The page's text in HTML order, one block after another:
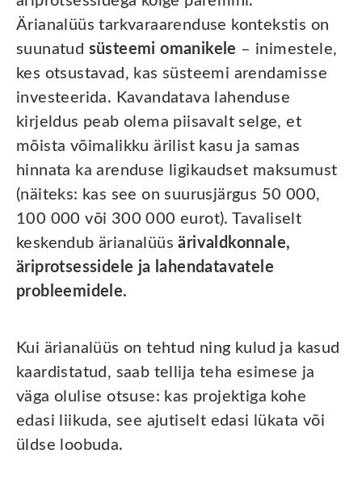
Ärianalüüs tarkvaraarenduse kontekstis on
suunatud süsteemi omanikele – inimestele,
kes otsustavad, kas süsteemi arendamisse
investeerida. Kavandatava lahenduse
kirjeldus peab olema piisavalt selge, et
mõista võimalikku ärilist kasu ja samas
hinnata ka arenduse ligikaudset maksumust
(näiteks: kas see on suurusjärgus 50 000,
100 000 või 300 000 eurot). Tavaliselt
keskendub ärianalüüsärivaldkonnale,
äriprotsessidele ja lahendatavatele
probleemidele.
Kui ärianalüüs on tehtud ning kulud ja kasud
kaardistatud, saab tellija teha esimese ja
väga olulise otsuse: kas projektiga kohe
edasi liikuda, see ajutiselt edasi lükata või
üldse loobuda.